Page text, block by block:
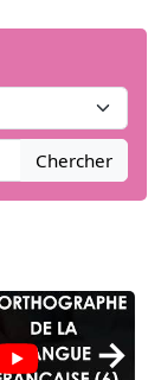
Chercher
→